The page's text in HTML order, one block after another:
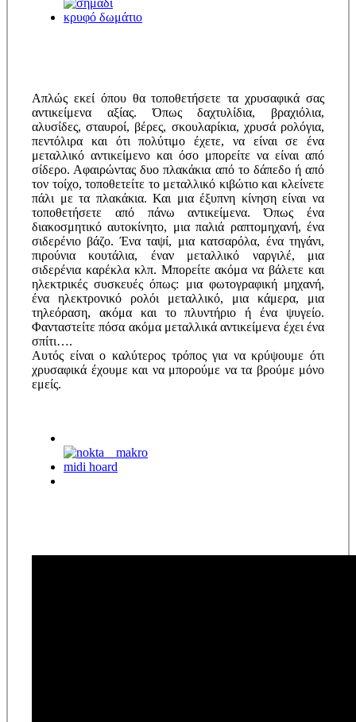
Απλώς εκεί όπου θα τοποθετήσετε τα χρυσαφικά σας
αντικείμενα αξίας. Όπως δαχτυλίδια, βραχιόλια,
αλυσίδες, σταυροί, βέρες, σκουλαρίκια, χρυσά ρολόγια,
πεντόλιρα και ότι πολύτιμο έχετε, να είναι σε ένα
μεταλλικό αντικείμενο και όσο μπορείτε να είναι από
σίδερο. Αφαιρώντας δυο πλακάκια από το δάπεδο ή από
τον τοίχο, τοποθετείτε το μεταλλικό κιβώτιο και κλείνετε
πάλι με τα πλακάκια. Και μια έξυπνη κίνηση είναι να
τοποθετήσετε από πάνω αντικείμενα. Όπως ένα
διακοσμητικό αυτοκίνητο, μια παλιά ραπτομηχανή, ένα
σιδερένιο βάζο. Ένα ταψί, μια κατσαρόλα, ένα τηγάνι,
πιρούνια κουτάλια, έναν μεταλλικό ναργιλέ, μια
σιδερένια καρέκλα κλπ. Μπορείτε ακόμα να βάλετε και
ηλεκτρικές συσκευές όπως: μια φωτογραφική μηχανή,
ένα ηλεκτρονικό ρολόι μεταλλικό, μια κάμερα, μια
τηλεόραση, ακόμα και το πλυντήριο ή ένα ψυγείο.
Φανταστείτε πόσα ακόμα μεταλλικά αντικείμενα έχει ένα
σπίτι….
Αυτός είναι ο καλύτερος τρόπος για να κρύψουμε ότι
χρυσαφικά έχουμε και να μπορούμε να τα βρούμε μόνο
εμείς.